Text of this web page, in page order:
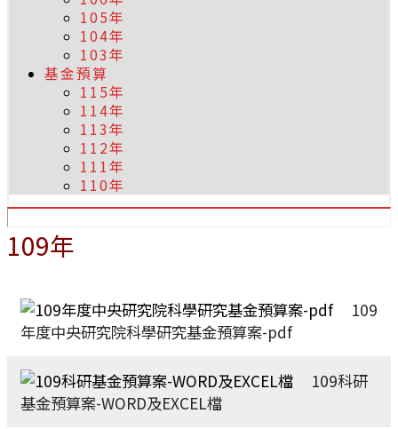
105年
104年
103年
基金預算
115年
114年
113年
112年
111年
110年
109年
109
年度中央研究院科學研究基金預算案-pdf
109科研
基金預算案-WORD及EXCEL檔